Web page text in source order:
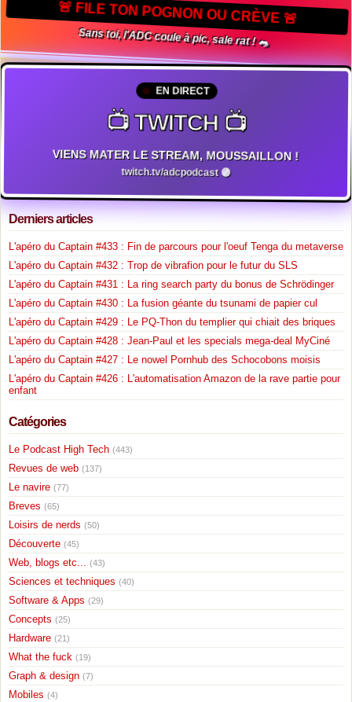
🚨 FILE TON POGNON OU CRÈVE 🚨
Sans toi, l'ADC coule à pic, sale rat ! 🐀
EN DIRECT
📺 TWITCH 📺
VIENS MATER LE STREAM, MOUSSAILLON !
twitch.tv/adcpodcast 🟣
Derniers articles
L'apéro du Captain #433 : Fin de parcours pour l'oeuf Tenga du metaverse
L'apéro du Captain #432 : Trop de vibrafion pour le futur du SLS
L'apéro du Captain #431 : La ring search party du bonus de Schrödinger
L'apéro du Captain #430 : La fusion géante du tsunami de papier cul
L'apéro du Captain #429 : Le PQ-Thon du templier qui chiait des briques
L'apéro du Captain #428 : Jean-Paul et les specials mega-deal MyCiné
L'apéro du Captain #427 : Le nowel Pornhub des Schocobons moisis
L'apéro du Captain #426 : L'automatisation Amazon de la rave partie pour
enfant
Catégories
Le Podcast High Tech (443)
Revues de web (137)
Le navire (77)
Breves (65)
Loisirs de nerds (50)
Découverte (45)
Web, blogs etc... (43)
Sciences et techniques (40)
Software & Apps (29)
Concepts (25)
Hardware (21)
What the fuck (19)
Graph & design (7)
Mobiles (4)